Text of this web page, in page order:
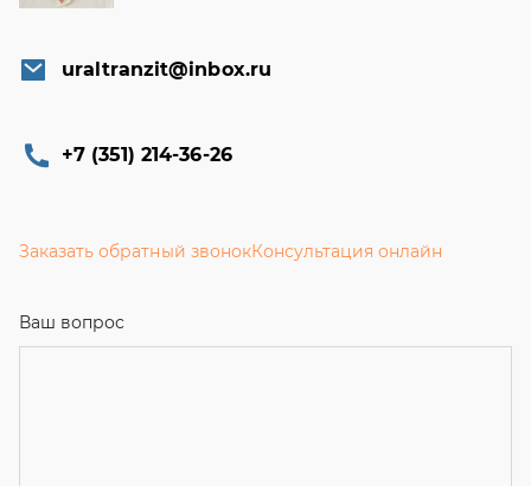
uraltranzit@inbox.ru
+7 (351) 214-36-26
Заказать обратный звонокКонсультация онлайн
Ваш вопрос